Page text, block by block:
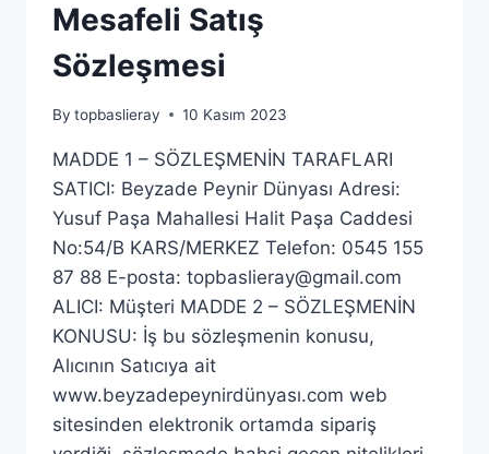
Mesafeli Satış
Sözleşmesi
By topbaslieray 10 Kasım 2023
MADDE 1 – SÖZLEŞMENİN TARAFLARI
SATICI: Beyzade Peynir Dünyası Adresi:
Yusuf Paşa Mahallesi Halit Paşa Caddesi
No:54/B KARS/MERKEZ Telefon: 0545 155
87 88 E-posta: topbaslieray@gmail.com
ALICI: Müşteri MADDE 2 – SÖZLEŞMENİN
KONUSU: İş bu sözleşmenin konusu,
Alıcının Satıcıya ait
www.beyzadepeynirdünyası.com web
sitesinden elektronik ortamda sipariş